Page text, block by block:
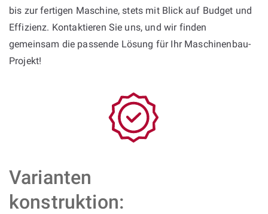
bis zur fertigen Maschine, stets mit Blick auf Budget und
Effizienz. Kontaktieren Sie uns, und wir finden
gemeinsam die passende Lösung für Ihr Maschinenbau-
Projekt!
Varianten
konstruktion: